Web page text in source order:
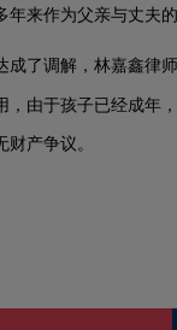
来作为父亲与丈夫
成了调解，林嘉鑫律
，由于孩子已经成年
产争议。